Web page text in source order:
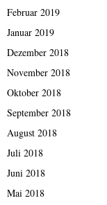
Februar 2019
Januar 2019
Dezember 2018
November 2018
Oktober 2018
September 2018
August 2018
Juli 2018
Juni 2018
Mai 2018